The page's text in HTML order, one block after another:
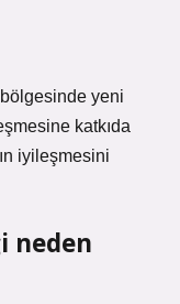
bölgesinde yeni
katkıda
iyileşmesini
neden